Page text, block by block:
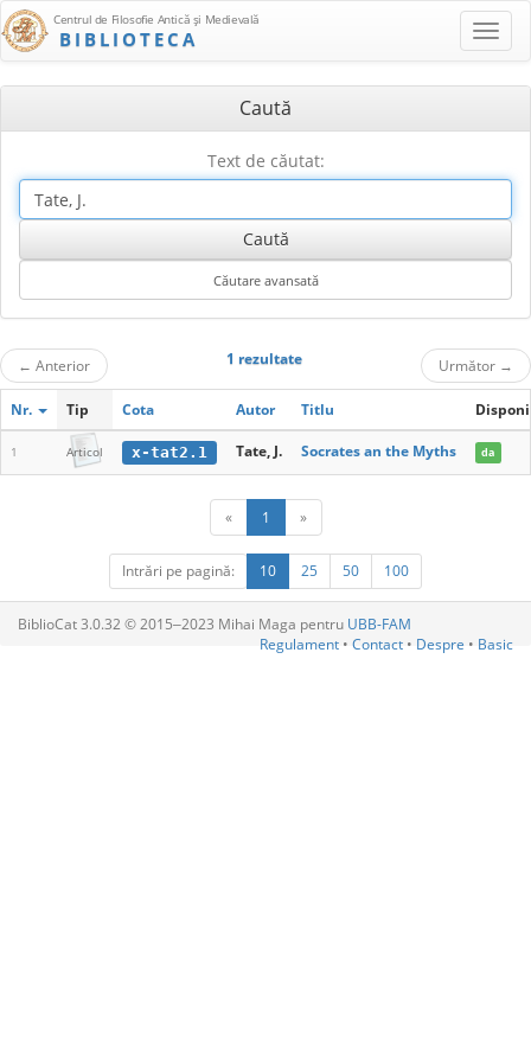
Centrul de Filosofie Antică şi Medievală
BIBLIOTECA
Caută
Text de căutat:
← Anterior 1 rezultate Următor →
Nr. Tip Cota Autor Titlu
1 Articol x-tat2.1 Tate, J. Socrates an the Myths da
« 1 »
Intrări pe pagină: 10 25 50 100
BiblioCat 3.0.32 © 2015‒2023 Mihai Maga pentru UBB-FAM
Regulament • Contact • Despre • Basic